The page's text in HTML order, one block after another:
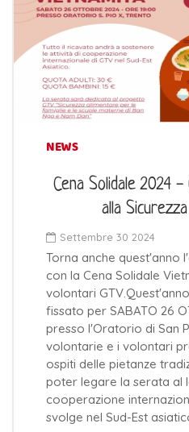
NEWS
Cena Solidale 2024
alla
Settembre 30 2024
Torna anche quest'anno
con la Cena Solidale
volontari
fissato per SABATO 26
presso l'Oratorio di San
volontarie e i volontari
ospiti delle pietanze
poter legare la serata al
cooperazione
svolge nel Sud-Est